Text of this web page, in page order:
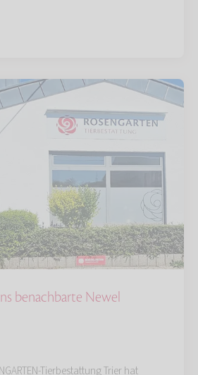
benachbarte Newel
Tierbestattung Trier hat